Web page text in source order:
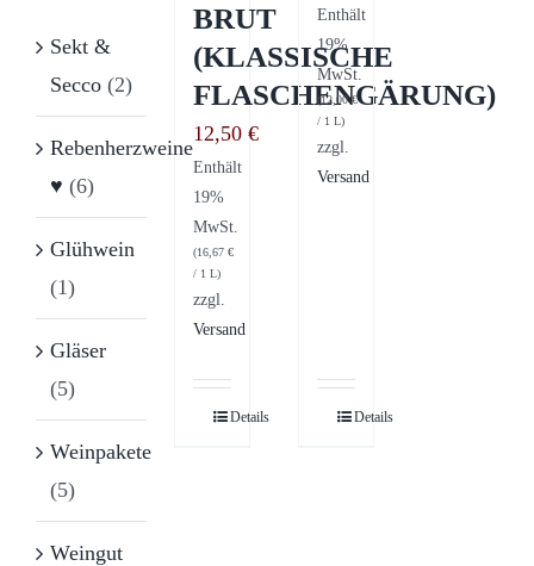
BRUT
(KLASSISCHE
FLASCHENGÄRUNG)
12,50€
Enthält
19%
MwSt.
(16,67€
/ 1 L)
zzgl.
Versand
Details
Enthält
19%
MwSt.
(12,00€
/ 1 L)
zzgl.
Versand
Details
Sekt &
Secco (2)
Rebenherzweine
♥ (6)
Glühwein
(1)
Gläser
(5)
Weinpakete
(5)
Weingut